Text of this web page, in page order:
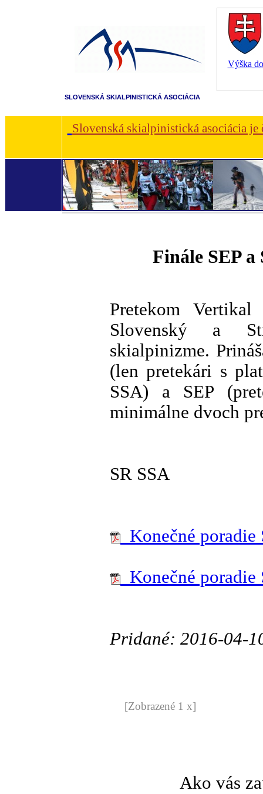
Výška
SLOVENSKÁ SKIALPINISTICKÁ ASOCIÁCIA
Slovenská skialpinistická asociácia
Finále SEP a
Pretekom
Slovenský a
skialpinizme.
(len pretekári s
SSA) a SEP
minimálne dvoch
SR SSA
Konečné poradie
Konečné poradie
Pridané: 2016-04-
[Zobrazené 1 x]
Ako vás